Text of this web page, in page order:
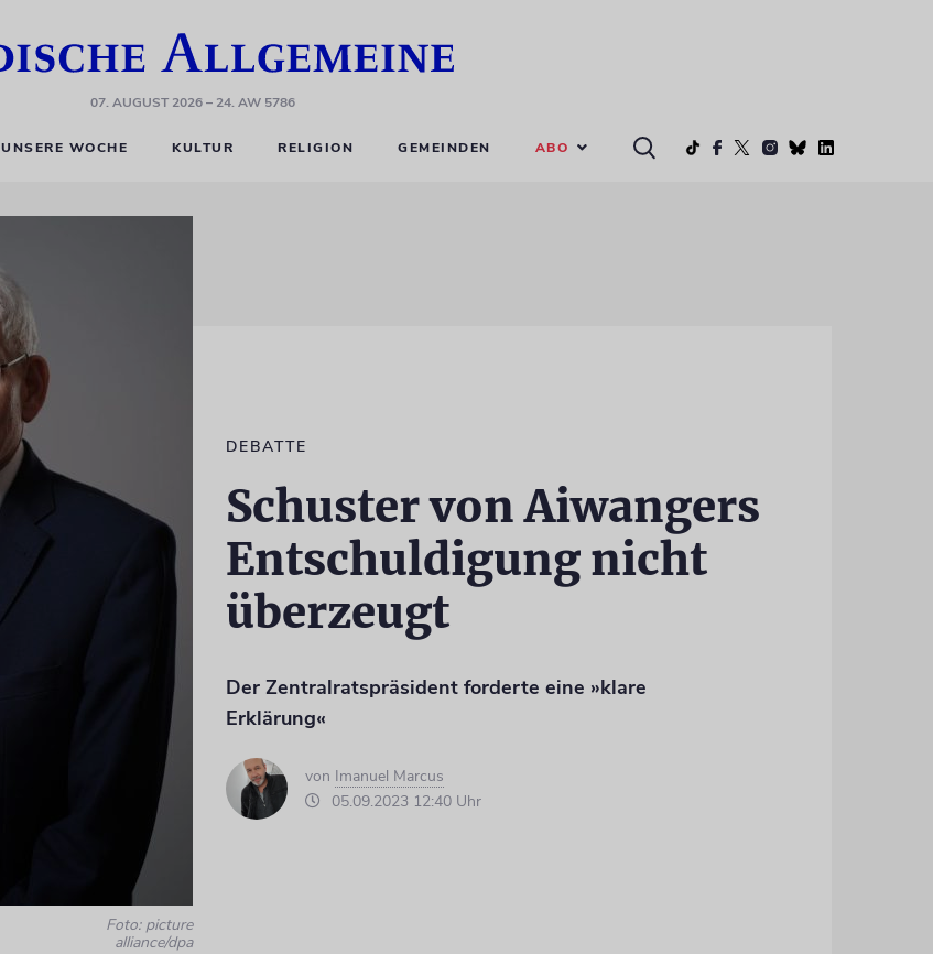
07. AUGUST 2026– 24. AW 5786
UNSERE WOCHE KULTUR RELIGION GEMEINDEN ABO
Foto: picture
alliance/dpa
DEBATTE
Schuster von Aiwangers
Entschuldigung nicht
überzeugt
Der Zentralratspräsident forderte eine »klare
Erklärung«
von Imanuel Marcus
05.09.2023 12:40 Uhr